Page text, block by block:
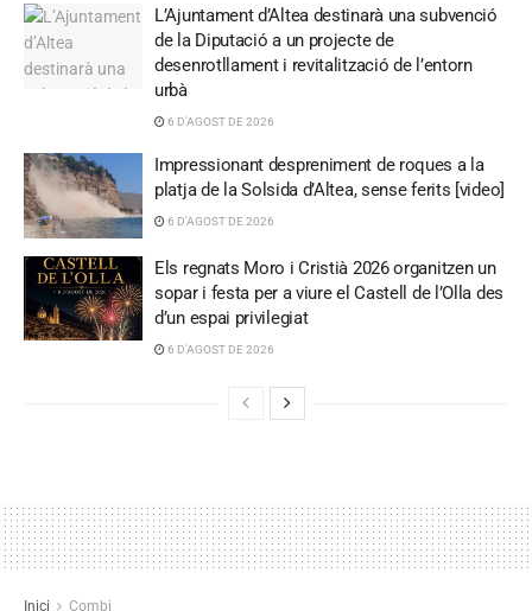
L’Ajuntament d’Altea destinarà una subvenció
de la Diputació a un projecte de
desenrotllament i revitalització de l’entorn
urbà
6 D'AGOST DE 2026
Impressionant despreniment de roques a la
platja de la Solsida d’Altea, sense ferits [video]
6 D'AGOST DE 2026
Els regnats Moro i Cristià 2026 organitzen un
sopar i festa per a viure el Castell de l’Olla des
d’un espai privilegiat
6 D'AGOST DE 2026
Inici Combi